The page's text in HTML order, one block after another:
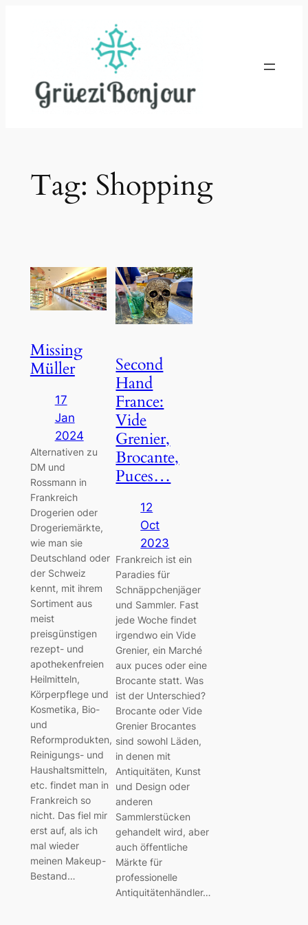
Tag: Shopping
Missing
Müller
17
Jan
2024
Alternativen zu
DM und
Rossmann in
Frankreich
Drogerien oder
Drogeriemärkte,
wie man sie
Deutschland oder
der Schweiz
kennt, mit ihrem
Sortiment aus
meist
preisgünstigen
rezept- und
apothekenfreien
Heilmitteln,
Körperpflege und
Kosmetika, Bio-
und
Reformprodukten,
Reinigungs- und
Haushaltsmitteln,
etc. findet man in
Frankreich so
nicht. Das fiel mir
erst auf, als ich
mal wieder
meinen Makeup-
Bestand…
Second
Hand
France:
Vide
Grenier,
Brocante,
Puces…
12
Oct
2023
Frankreich ist ein
Paradies für
Schnäppchenjäger
und Sammler. Fast
jede Woche findet
irgendwo ein Vide
Grenier, ein Marché
aux puces oder eine
Brocante statt. Was
ist der Unterschied?
Brocante oder Vide
Grenier Brocantes
sind sowohl Läden,
in denen mit
Antiquitäten, Kunst
und Design oder
anderen
Sammlerstücken
gehandelt wird, aber
auch öffentliche
Märkte für
professionelle
Antiquitätenhändler…